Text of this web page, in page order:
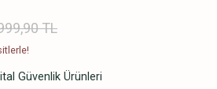
TL
Güvenlik Ürünleri